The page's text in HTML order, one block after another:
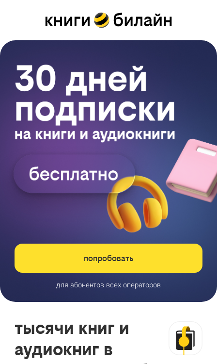
попробовать
для абонентов всех операторов
тысячи книг и
аудиокниг в